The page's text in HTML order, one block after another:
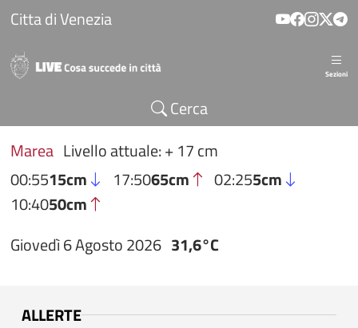
Salta al contenuto principale
Citta di Venezia
Sezioni
Cerca
Marea Livello attuale: + 17 cm
00:5515cm 17:5065cm 02:255cm
10:4050cm
Giovedì 6 Agosto 2026 31,6°C
ALLERTE